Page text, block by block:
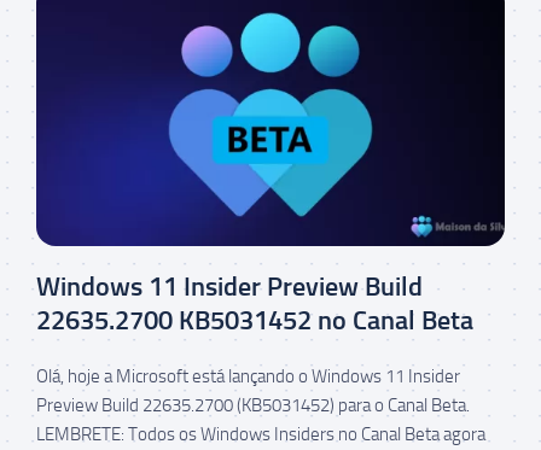
Windows 11 Insider Preview Build
22635.2700 KB5031452 no Canal Beta
Olá, hoje a Microsoft está lançando o Windows 11 Insider
Preview Build 22635.2700 (KB5031452) para o Canal Beta.
LEMBRETE: Todos os Windows Insiders no Canal Beta agora